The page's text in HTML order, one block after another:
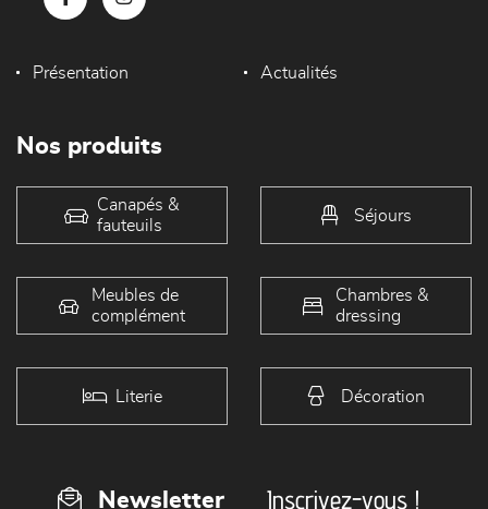
Présentation Actualités
Nos produits
Canapés &
fauteuils
Séjours
Meubles de
complément
Chambres &
dressing
Literie Décoration
Newsletter Inscrivez-vous !